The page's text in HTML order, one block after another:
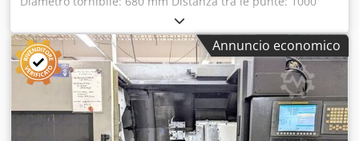
mm Velocità di rotazione: 2800 giri/min Mandrino: ø300
mm Dodpeyfnqgjfx Apcock Dimensioni circa: 5560 x 2400 x
2130 mm Peso circa: 10.000 kg Dotazione: - Controllo:
Heidenhain CNC Pilot 4290 - Torretta a 12 posizioni VDM 40
- Asse C
Annuncio economico